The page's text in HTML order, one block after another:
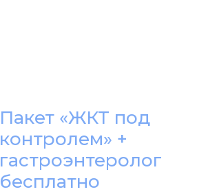
Пакет «ЖКТ под
контролем» +
гастроэнтеролог
бесплатно